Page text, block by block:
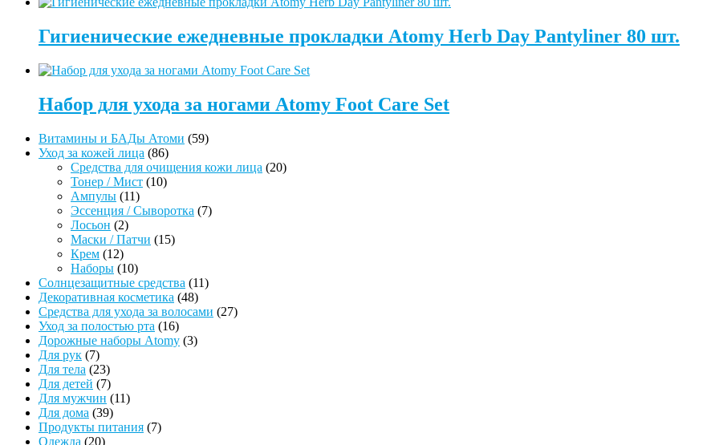
Гигиенические ежедневные прокладки Atomy Herb Day Pantyliner 80 шт.
Набор для ухода за ногами Atomy Foot Care Set
Витамины и БАДы Атоми 5959
Уход за кожей лица 8686
товаров
Средства для очищения кожи лица 2020
Тонер / Мист 1010
Ампулы 1111
товаров
Эссенция / Сыворотка 77
Лосьон 22
товара
Маски / Патчи 1515
Крем 1212
товаров
Наборы 1010
товаров
Солнцезащитные средства 1111
Декоративная косметика 4848
товаров
Средства для ухода за волосами 2727
Уход за полостью рта 1616
товаров
Дорожные наборы Atomy 33
Для рук 77
товаров
Для тела 2323
товара
Для детей 77
товаров
Для мужчин 1111
Для дома 3939
товаров
Продукты питания 77
Одежда 2020